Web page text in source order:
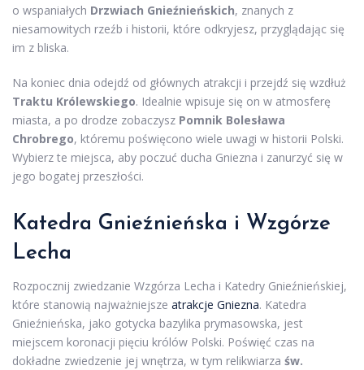
o wspaniałych Drzwiach Gnieźnieńskich, znanych z
niesamowitych rzeźb i historii, które odkryjesz, przyglądając się
im z bliska.
Na koniec dnia odejdź od głównych atrakcji i przejdź się wzdłuż
Traktu Królewskiego. Idealnie wpisuje się on w atmosferę
miasta, a po drodze zobaczysz Pomnik Bolesława
Chrobrego, któremu poświęcono wiele uwagi w historii Polski.
Wybierz te miejsca, aby poczuć ducha Gniezna i zanurzyć się w
jego bogatej przeszłości.
Katedra Gnieźnieńska i Wzgórze
Lecha
Rozpocznij zwiedzanie Wzgórza Lecha i Katedry Gnieźnieńskiej,
które stanowią najważniejsze atrakcje Gniezna. Katedra
Gnieźnieńska, jako gotycka bazylika prymasowska, jest
miejscem koronacji pięciu królów Polski. Poświęć czas na
dokładne zwiedzenie jej wnętrza, w tym relikwiarza św.